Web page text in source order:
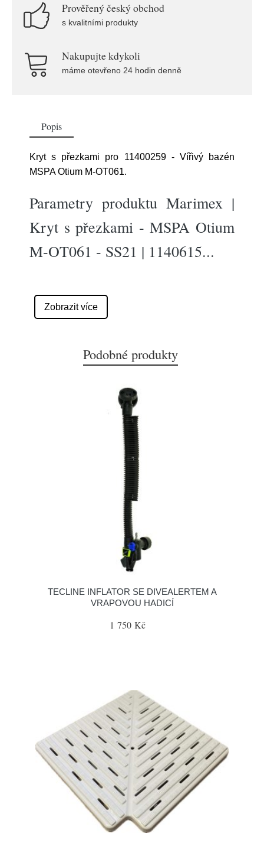
Prověřený český obchod
s kvalitními produkty
Nakupujte kdykoli
máme otevřeno 24 hodin denně
Popis
Kryt s přezkami pro 11400259 - Vířivý bazén
MSPA Otium M-OT061.
Parametry produktu Marimex |
Kryt s přezkami - MSPA Otium
M-OT061 - SS21 | 1140615...
Zobrazit více
Podobné produkty
TECLINE INFLATOR SE DIVEALERTEM A
VRAPOVOU HADICÍ
1 750 Kč